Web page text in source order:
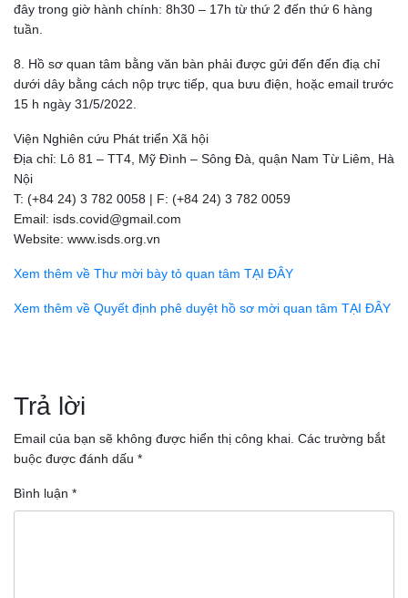
đây trong giờ hành chính: 8h30 – 17h từ thứ 2 đến thứ 6 hàng
tuần.
8. Hồ sơ quan tâm bằng văn bàn phải được gửi đến đến điạ chỉ
dưới dây bằng cách nộp trực tiếp, qua bưu điện, hoặc email trước
15 h ngày 31/5/2022.
Viện Nghiên cứu Phát triển Xã hội
Địa chỉ: Lô 81 – TT4, Mỹ Đình – Sông Đà, quận Nam Từ Liêm, Hà
Nội
T: (+84 24) 3 782 0058 | F: (+84 24) 3 782 0059
Email: isds.covid@gmail.com
Website: www.isds.org.vn
Xem thêm về Thư mời bày tỏ quan tâm TẠI ĐÂY
Xem thêm về Quyết định phê duyệt hồ sơ mời quan tâm TẠI ĐÂY
hướng
bài
viết
Trả lời
Email của bạn sẽ không được hiển thị công khai. Các trường bắt
buộc được đánh dấu *
Bình luận *